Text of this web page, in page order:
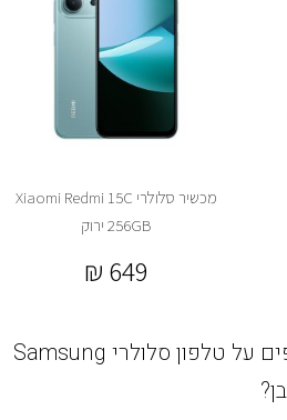
מכשיר סלולרי Xiaomi Redmi 15C
256GB ירוק
₪ 649
מעוניינים בפרטים נוספים על טלפון סלולרי Samsung